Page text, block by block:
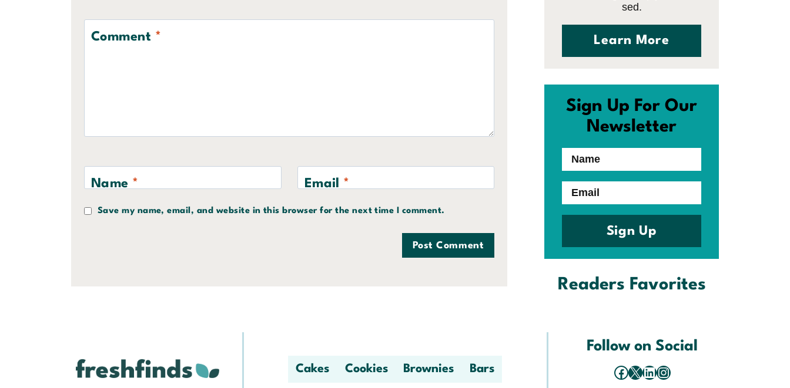
Comment *
Name * Email *
Save my name, email, and website in this browser for the next time I comment.
sed.
Learn More
Sign Up For Our
Newsletter
Name
Email
Sign Up
Readers Favorites
Cakes Cookies Brownies Bars
Follow on Social
Facebook
X LinkedIn
Instagram